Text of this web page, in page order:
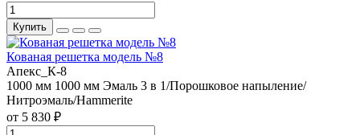
Купить
Кованая решетка модель №8
Апекс_К-8
1000 мм 1000 мм Эмаль 3 в 1/Порошковое напыление/
Нитроэмаль/Hammerite
от 5 830 ₽